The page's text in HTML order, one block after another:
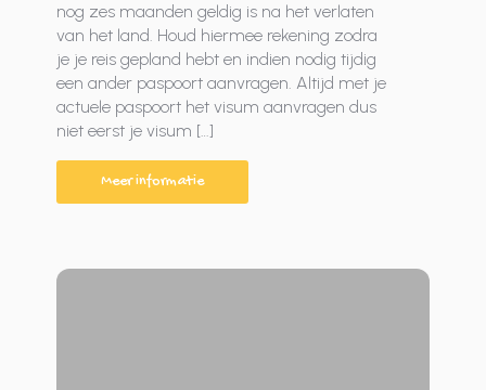
nog zes maanden geldig is na het verlaten
van het land. Houd hiermee rekening zodra
je je reis gepland hebt en indien nodig tijdig
een ander paspoort aanvragen. Altijd met je
actuele paspoort het visum aanvragen dus
niet eerst je visum […]
Meer informatie